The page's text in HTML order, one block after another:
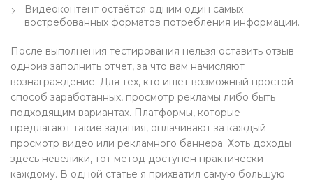
Видеоконтент остаётся одним один самых
востребованных форматов потребления информации.
После выполнения тестирования нельзя оставить отзыв
одноиз заполнить отчет, за что вам начисляют
вознаграждение. Для тех, кто ищет возможный простой
способ заработанных, просмотр рекламы либо быть
подходящим вариантах. Платформы, которые
предлагают такие задания, оплачивают за каждый
просмотр видео или рекламного баннера. Хоть доходы
здесь невелики, тот метод доступен практически
каждому. В одной статье я прихватил самую большую